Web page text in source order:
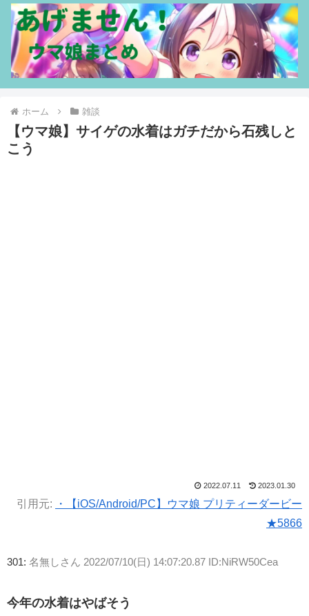
ホーム 雑談
【ウマ娘】サイゲの水着はガチだから石残しと
こう
2022.07.11 2023.01.30
引用元:
・【iOS/Android/PC】ウマ娘 プリティーダービー
★5866
301: 名無しさん 2022/07/10(日) 14:07:20.87 ID:NiRW50Cea
今年の水着はやばそう